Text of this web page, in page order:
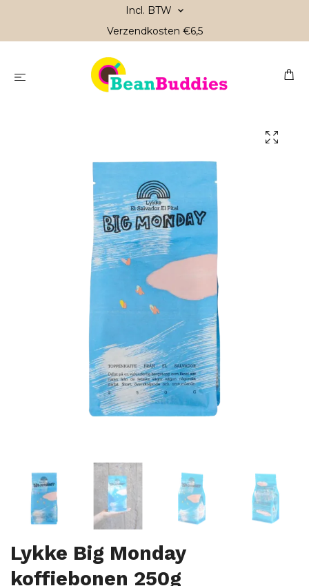
Incl. BTW
Verzendkosten €6,5
Lykke Big Monday
koffiebonen 250g